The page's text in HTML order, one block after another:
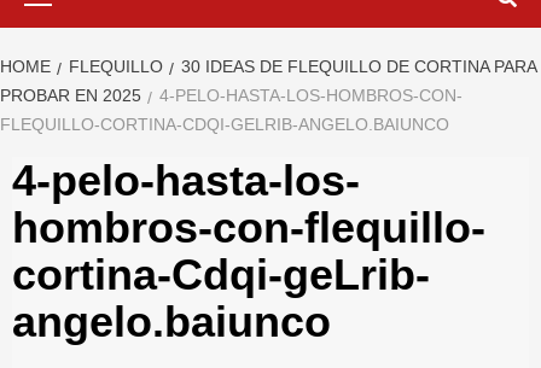
HOME FLEQUILLO
30 IDEAS DE FLEQUILLO DE CORTINA PARA
PROBAR EN 2025
4-PELO-HASTA-LOS-HOMBROS-CON-
FLEQUILLO-CORTINA-CDQI-GELRIB-ANGELO.BAIUNCO
4-pelo-hasta-los-
hombros-con-flequillo-
cortina-Cdqi-geLrib-
angelo.baiunco